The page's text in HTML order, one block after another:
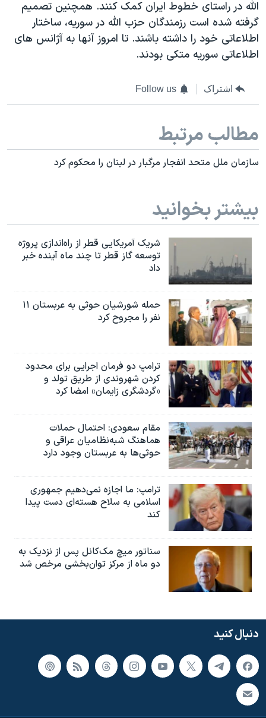
سفر پرزیدنت ترامپ به چین
الله در راستای خطوط ایران کمک کنند. همچنین تصمیم
گرفته شده است رزمندگان حزب الله در سوریه، ساختار
اطلاعاتی خود را داشته باشند. تا امروز آنها به آژانس های
اطلاعاتی سوریه متکی بودند.
اشتراک Follow us
مطالب مرتبط
سازمان ملل متحد انفجار مرگبار در لبنان را محکوم کرد
بیشتر بخوانید
شریک آمریکایی قطر از راه‌اندازی پروژه
توسعه گاز قطر تا چند ماه آینده خبر
داد
حمله شورشیان حوثی به عربستان ۱۱
نفر را مجروح کرد
ترامپ دو فرمان اجرایی برای محدود
کردن شهروندی از طریق تولد و
«گردشگری زایمان» امضا کرد
مقام سعودی: احتمال حملات
هماهنگ شبه‌نظامیان عراقی و
حوثی‌ها به عربستان وجود دارد
ترامپ: ما اجازه نمی‌دهیم جمهوری
اسلامی به سلاح هسته‌ای دست پیدا
کند
سناتور میچ مک‌کانل پس از نزدیک به
دو ماه از مرکز توان‌بخشی مرخص شد
دنبال کنید